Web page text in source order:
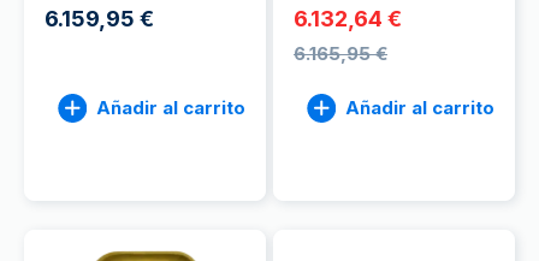
6.159,95 €
Añadir al carrito
6.132,64 €
6.165,95 €
Añadir al carrito